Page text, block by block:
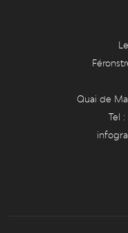
Quai de
Tel :